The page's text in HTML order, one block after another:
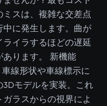
スは、複雑な交差点
に発生します。曲が
イラするほどの遅延
あります。 新機能
線形状や車線標示に
モデルを実装。これ
ラスからの視界によ